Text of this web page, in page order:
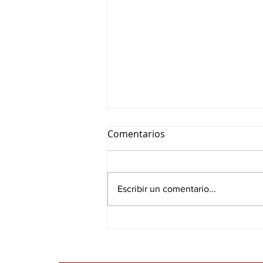
Comentarios
Escribir un comentario...